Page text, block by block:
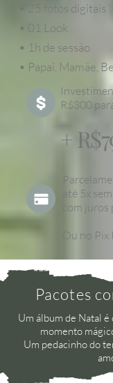
• 25 fotos digitais
• 01 Look
• 1h de sessão
• Papai, Mamãe,
R$300
+
até 5x
com
Ou no
Pacotes
Um álbum de Natal
momento
Um pedacinho do